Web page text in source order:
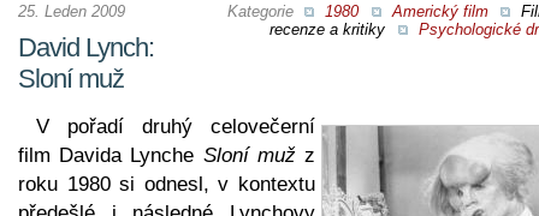
Kategorie 1980 Americký film
recenze a kritiky
Psychologické
25. Leden 2009
David Lynch:
Sloní muž
V pořadí druhý celovečerní
film Davida Lynche Sloní mužz
roku 1980 si odnesl, v kontextu